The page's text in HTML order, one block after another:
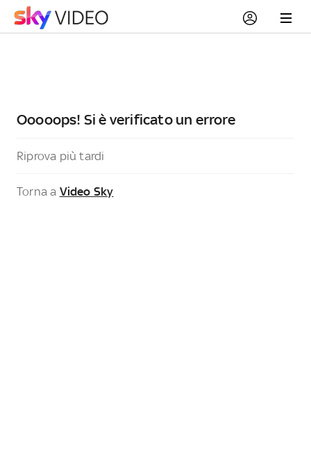
Ooooops! Si è verificato un errore
Riprova più tardi
Torna a Video Sky